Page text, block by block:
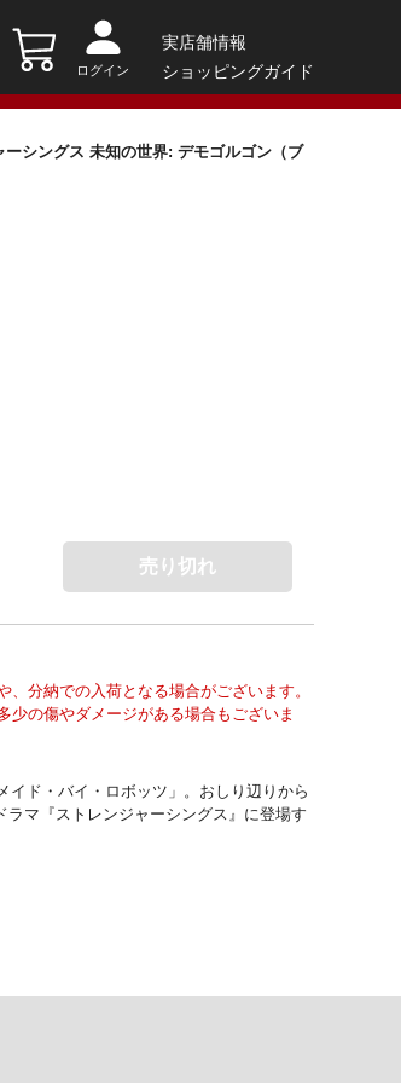
ログイン
実店舗情報
ショッピングガイド
ーシングス 未知の世界: デモゴルゴン（ブ
売り切れ
分納での入荷となる場合がございます。
少の傷やダメージがある場合もございま
ド・バイ・ロボッツ」。おしり辺りから
マ『ストレンジャーシングス』に登場す